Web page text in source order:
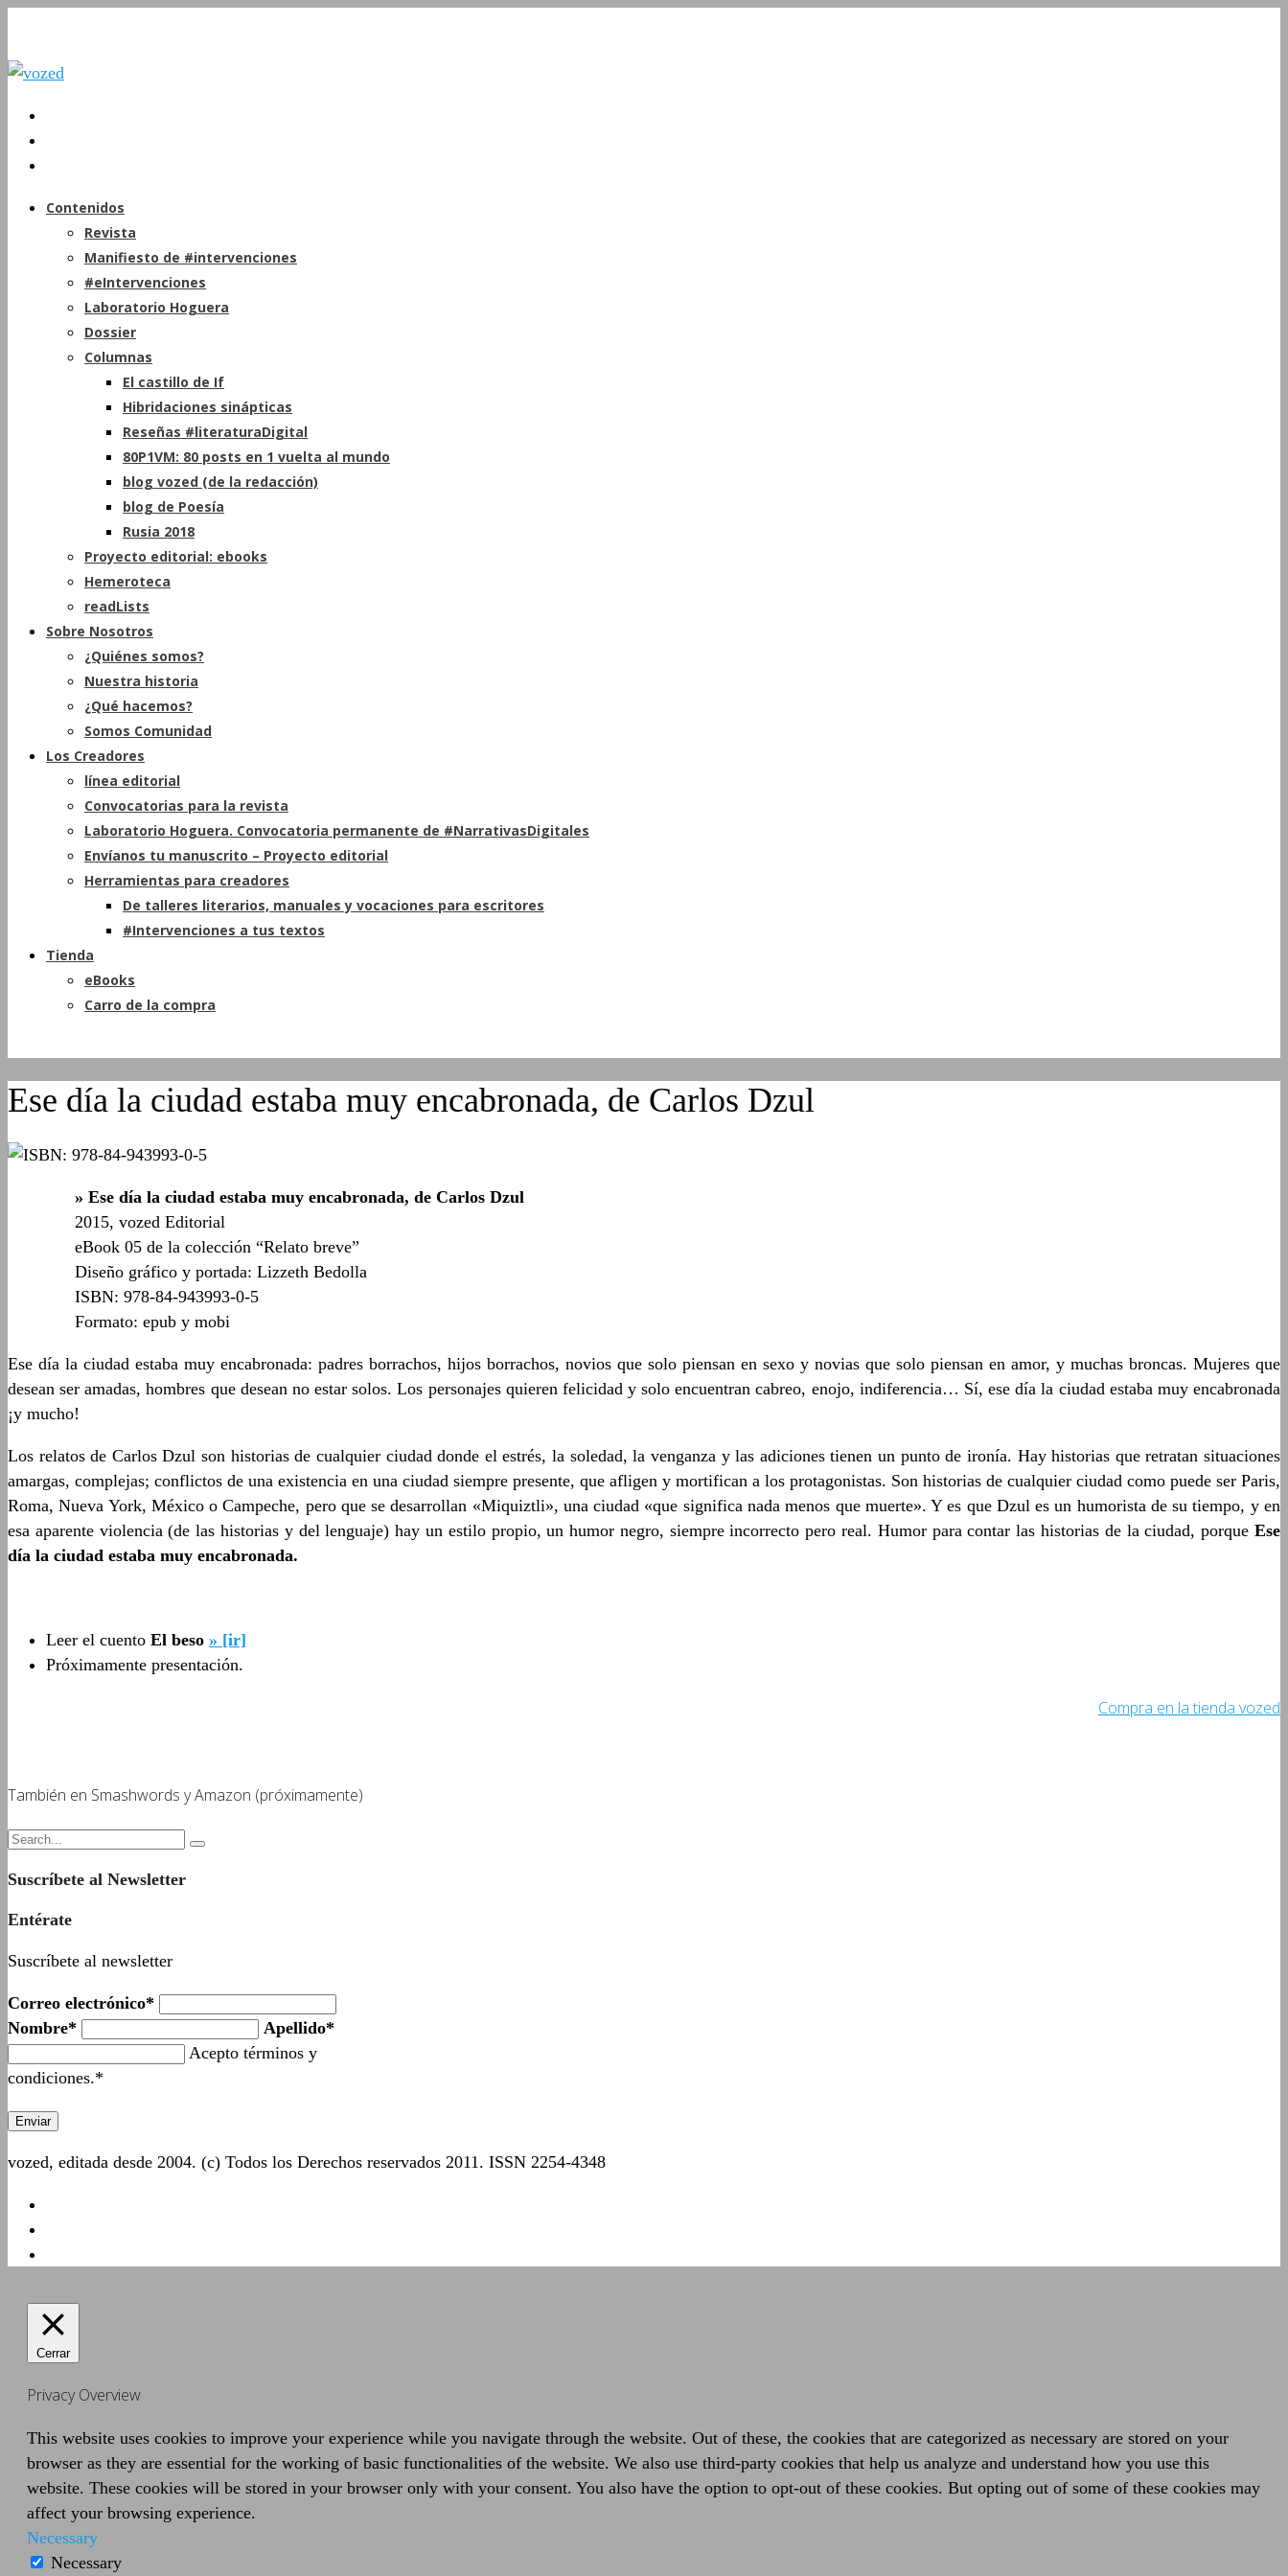
Contenidos
Revista
Manifiesto de #intervenciones
#eIntervenciones
Laboratorio Hoguera
Dossier
Columnas
El castillo de If
Hibridaciones sinápticas
Reseñas #literaturaDigital
80P1VM: 80 posts en 1 vuelta al mundo
blog vozed (de la redacción)
blog de Poesía
Rusia 2018
Proyecto editorial: ebooks
Hemeroteca
readLists
Sobre Nosotros
¿Quiénes somos?
Nuestra historia
¿Qué hacemos?
Somos Comunidad
Los Creadores
línea editorial
Convocatorias para la revista
Laboratorio Hoguera. Convocatoria permanente de #NarrativasDigitales
Envíanos tu manuscrito – Proyecto editorial
Herramientas para creadores
De talleres literarios, manuales y vocaciones para escritores
#Intervenciones a tus textos
Tienda
eBooks
Carro de la compra
Ese día la ciudad estaba muy encabronada, de Carlos Dzul
» Ese día la ciudad estaba muy encabronada, de Carlos Dzul
2015, vozed Editorial
eBook 05 de la colección “Relato breve”
Diseño gráfico y portada: Lizzeth Bedolla
ISBN: 978-84-943993-0-5
Formato: epub y mobi
Ese día la ciudad estaba muy encabronada: padres borrachos, hijos borrachos, novios que solo piensan en sexo y novias que solo piensan en amor, y muchas broncas. Mujeres que
desean ser amadas, hombres que desean no estar solos. Los personajes quieren felicidad y solo encuentran cabreo, enojo, indiferencia… Sí, ese día la ciudad estaba muy encabronada
¡y mucho!
Los relatos de Carlos Dzul son historias de cualquier ciudad donde el estrés, la soledad, la venganza y las adiciones tienen un punto de ironía. Hay historias que retratan situaciones
amargas, complejas; conflictos de una existencia en una ciudad siempre presente, que afligen y mortifican a los protagonistas. Son historias de cualquier ciudad como puede ser Paris,
Roma, Nueva York, México o Campeche, pero que se desarrollan «Miquiztli», una ciudad «que significa nada menos que muerte». Y es que Dzul es un humorista de su tiempo, y en
esa aparente violencia (de las historias y del lenguaje) hay un estilo propio, un humor negro, siempre incorrecto pero real. Humor para contar las historias de la ciudad, porque Ese
día la ciudad estaba muy encabronada.
Leer el cuento El beso » [ir]
Próximamente presentación.
Compra en la tienda vozed
También en Smashwords y Amazon (próximamente)
Suscríbete al Newsletter
Entérate
Suscríbete al newsletter
Correo electrónico*
Nombre*
Apellido*
Acepto términos y
condiciones.*
vozed, editada desde 2004. (c) Todos los Derechos reservados 2011. ISSN 2254-4348
Cerrar
Privacy Overview
This website uses cookies to improve your experience while you navigate through the website. Out of these, the cookies that are categorized as necessary are stored on your
browser as they are essential for the working of basic functionalities of the website. We also use third-party cookies that help us analyze and understand how you use this
website. These cookies will be stored in your browser only with your consent. You also have the option to opt-out of these cookies. But opting out of some of these cookies may
affect your browsing experience.
Necessary
Necessary